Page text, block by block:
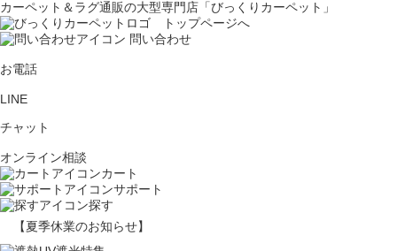
カーペット＆ラグ通販の大型専門店「びっくりカーペット」
問い合わせ
お電話
LINE
チャット
オンライン相談
カート
サポート
探す
【夏季休業のお知らせ】